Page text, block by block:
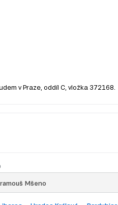
v Praze, oddíl C, vložka 372168.
Mšeno